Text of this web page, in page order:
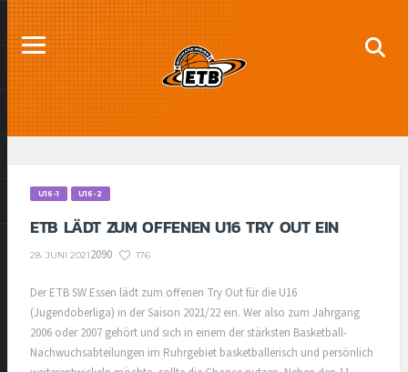
U16-1 U16-2
ETB LÄDT ZUM OFFENEN U16 TRY OUT EIN
28. JUNI 20212090 176
Der ETB SW Essen lädt zum offenen Try Out für die U16
(Jugendoberliga) in der Saison 2021/22 ein. Wer also zum Jahrgang
2006 oder 2007 gehört und sich in einem der stärksten Basketball-
Nachwuchsabteilungen im Ruhrgebiet basketballerisch und persönlich